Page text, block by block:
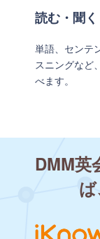
読む・聞
単語、センテ
スニングなど
べます。
DMM英